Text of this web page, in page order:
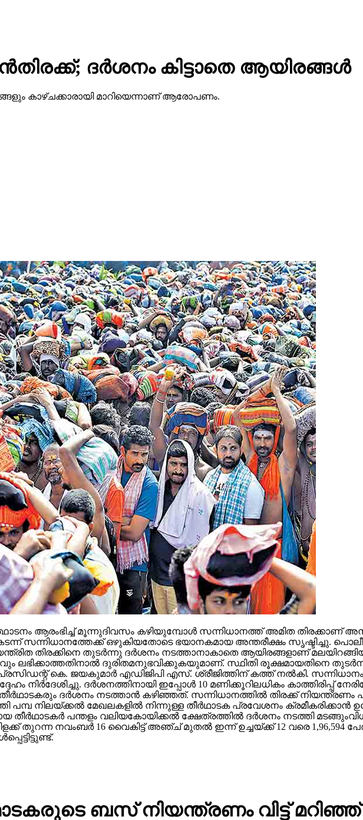
ദര്‍ശനം കിട്ടാതെ ആയിരങ്ങള്‍
കാഴ്ചക്കാരായി മാറിയെന്നാണ് ആരോപണം.
ആരംഭിച്ച് മൂന്നുദിവസം കഴിയുമ്പോള്‍ സന്നിധാനത്ത് അമിത തിരക്കാണ്
സന്നിധാനത്തേക്ക് ഒഴുകിയതോടെ ഭയാനകമായ അന്തരീക്ഷം സൃഷ്ടിച്ചു.
തിരക്കിനെ തുടര്‍ന്നു ദര്‍ശനം നടത്താനാകാതെ ആയിരങ്ങളാണ്
ദുരിതമനുഭവിക്കുകയുമാണ്. സ്ഥിതി രൂക്ഷമായതിനെ തുടര്‍ന്ന്
കെ. ജയകുമാര്‍ എഡിജിപി എസ്. ശ്രീജിത്തിന് കത്ത് നല്‍കി.
നിര്‍ദേശിച്ചു. ദര്‍ശനത്തിനായി ഇപ്പോള്‍ 10 മണിക്കൂറിലധികം
തീര്‍ഥാടകരും ദര്‍ശനം നടത്താന്‍ കഴിഞ്ഞത്. സന്നിധാനത്തില്‍ തിരക്ക്
പമ്പ നിലയ്ക്കല്‍ മേഖലകളില്‍ നിന്നുള്ള തീര്‍ഥാടക പ്രവേശനം ക്രമീകരിക്കാന്‍
തീര്‍ഥാടകര്‍ പന്തളം വലിയകോയിക്കല്‍ ക്ഷേത്രത്തില്‍ ദര്‍ശനം നടത്തി
തുറന്ന നവംബര്‍ 16 വൈകിട്ട് അഞ്ച് മുതല്‍ ഇന്ന് ഉച്ചയ്ക്ക് 12 വരെ
ബസ് നിയന്ത്രണം വിട്ട്